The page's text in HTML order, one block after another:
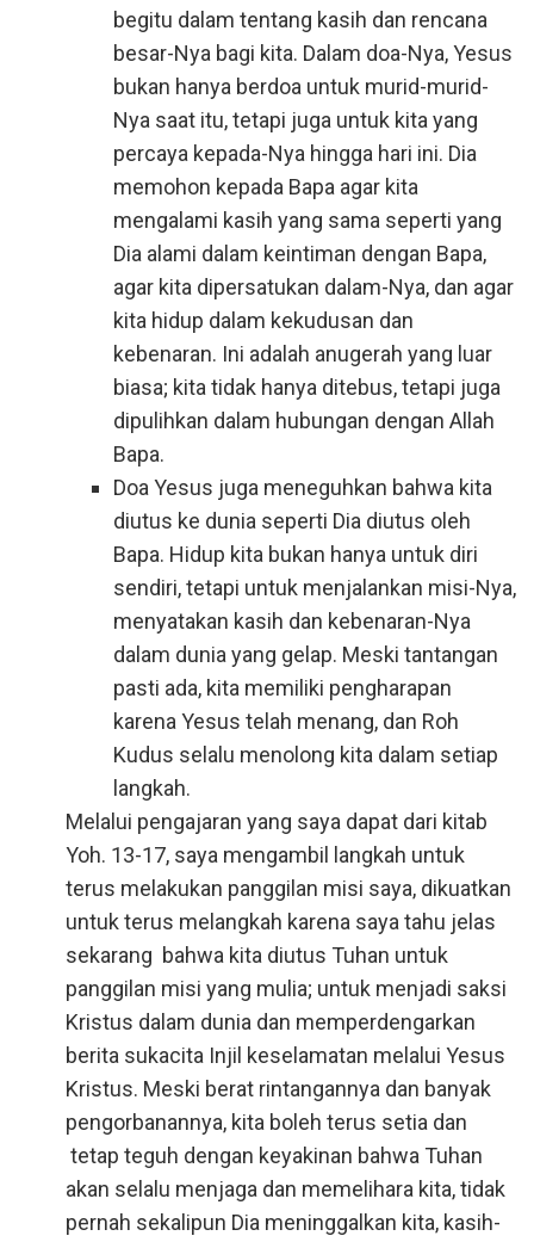
begitu dalam tentang kasih dan rencana
besar-Nya bagi kita. Dalam doa-Nya, Yesus
bukan hanya berdoa untuk murid-murid-
Nya saat itu, tetapi juga untuk kita yang
percaya kepada-Nya hingga hari ini. Dia
memohon kepada Bapa agar kita
mengalami kasih yang sama seperti yang
Dia alami dalam keintiman dengan Bapa,
agar kita dipersatukan dalam-Nya, dan agar
kita hidup dalam kekudusan dan
kebenaran. Ini adalah anugerah yang luar
biasa; kita tidak hanya ditebus, tetapi juga
dipulihkan dalam hubungan dengan Allah
Bapa.
Doa Yesus juga meneguhkan bahwa kita
diutus ke dunia seperti Dia diutus oleh
Bapa. Hidup kita bukan hanya untuk diri
sendiri, tetapi untuk menjalankan misi-Nya,
menyatakan kasih dan kebenaran-Nya
dalam dunia yang gelap. Meski tantangan
pasti ada, kita memiliki pengharapan
karena Yesus telah menang, dan Roh
Kudus selalu menolong kita dalam setiap
langkah.
Melalui pengajaran yang saya dapat dari kitab
Yoh. 13-17, saya mengambil langkah untuk
terus melakukan panggilan misi saya, dikuatkan
untuk terus melangkah karena saya tahu jelas
sekarang bahwa kita diutus Tuhan untuk
panggilan misi yang mulia; untuk menjadi saksi
Kristus dalam dunia dan memperdengarkan
berita sukacita Injil keselamatan melalui Yesus
Kristus. Meski berat rintangannya dan banyak
pengorbanannya, kita boleh terus setia dan
tetap teguh dengan keyakinan bahwa Tuhan
akan selalu menjaga dan memelihara kita, tidak
pernah sekalipun Dia meninggalkan kita, kasih-